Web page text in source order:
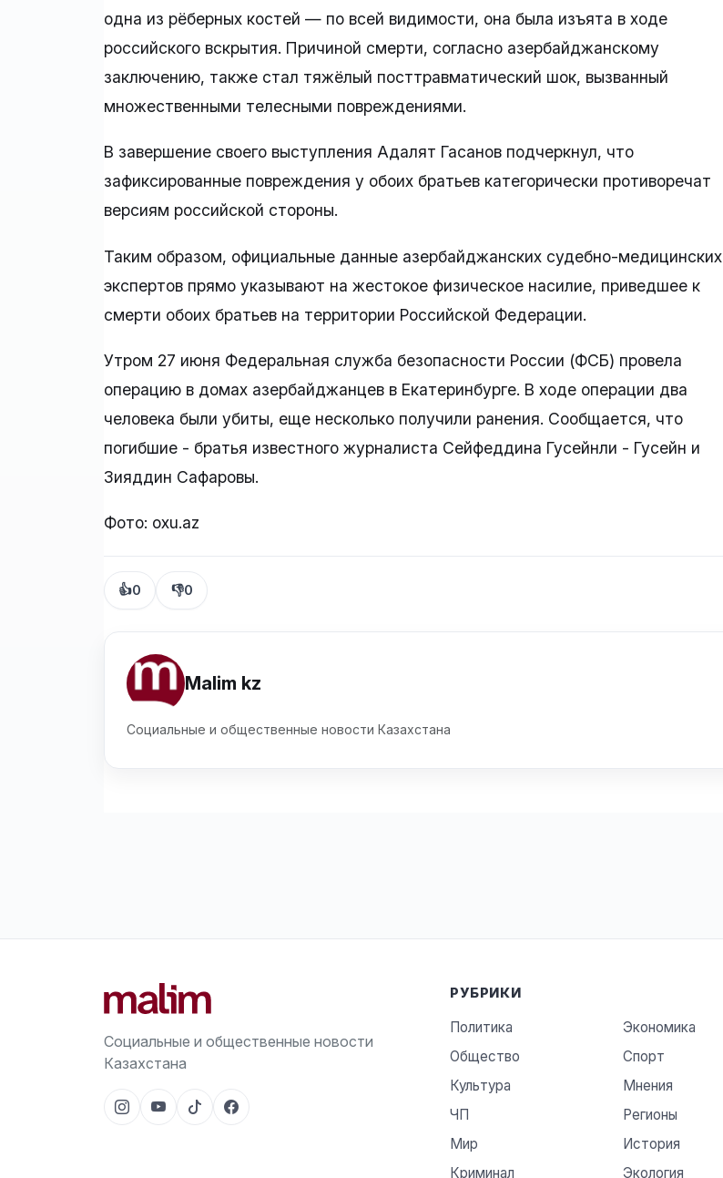
одна из рёберных костей — по всей видимости, она была изъята в ходе
российского вскрытия. Причиной смерти, согласно азербайджанскому
заключению, также стал тяжёлый посттравматический шок, вызванный
множественными телесными повреждениями.
В завершение своего выступления Адалят Гасанов подчеркнул, что
зафиксированные повреждения у обоих братьев категорически противоречат
версиям российской стороны.
Таким образом, официальные данные азербайджанских судебно-медицинских
экспертов прямо указывают на жестокое физическое насилие, приведшее к
смерти обоих братьев на территории Российской Федерации.
Утром 27 июня Федеральная служба безопасности России (ФСБ) провела
операцию в домах азербайджанцев в Екатеринбурге. В ходе операции два
человека были убиты, еще несколько получили ранения. Сообщается, что
погибшие - братья известного журналиста Сейфеддина Гусейнли - Гусейн и
Зияддин Сафаровы.
Фото: oxu.az
👍0 👎0
Malim kz
Социальные и общественные новости Казахстана
Социальные и общественные новости
Казахстана
РУБРИКИ
Политика
Экономика
Общество
Спорт
Культура
Мнения
ЧП
Регионы
Мир
История
Криминал
Экология